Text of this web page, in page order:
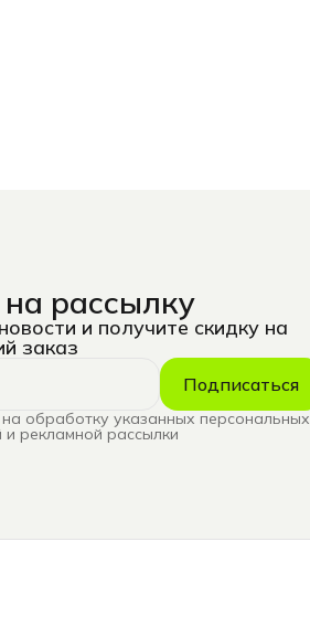
рассылку
и получите скидку на
заказ
Подписаться
обработку указанных персональных
рекламной рассылки